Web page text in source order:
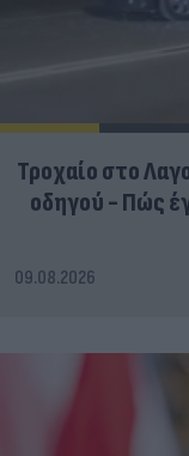
Τροχαίο στο
οδηγού - Πώς
09.08.2026